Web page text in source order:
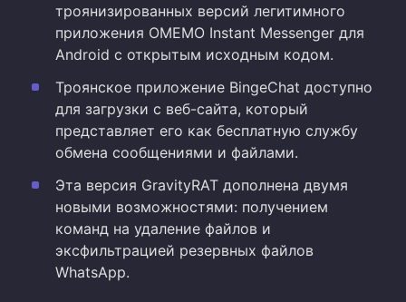
троянизированных версий легитимного
приложения OMEMO Instant Messenger для
Android с открытым исходным кодом.
Троянское приложение BingeChat доступно
для загрузки с веб-сайта, который
представляет его как бесплатную службу
обмена сообщениями и файлами.
Эта версия GravityRAT дополнена двумя
новыми возможностями: получением
команд на удаление файлов и
эксфильтрацией резервных файлов
WhatsApp.